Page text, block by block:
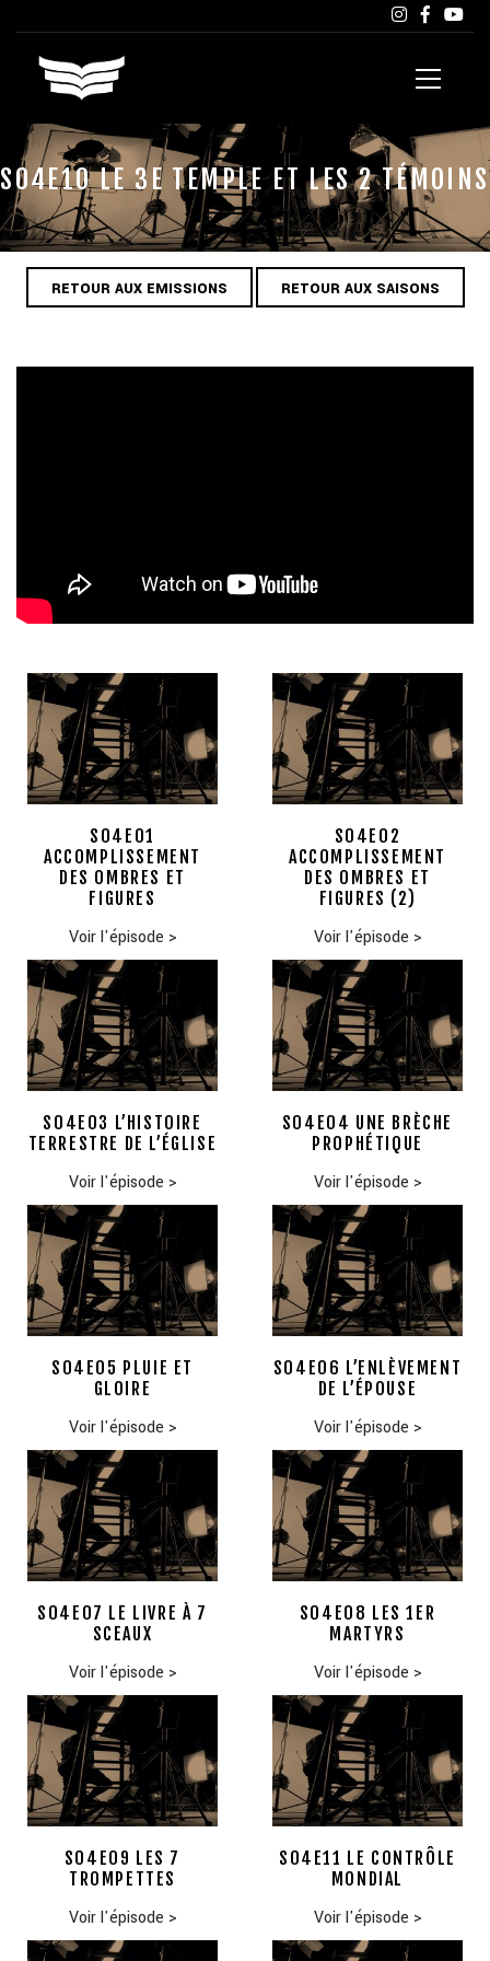
S04E10 LE 3E TEMPLE ET LES 2 TÉMOINS
RETOUR AUX EMISSIONS RETOUR AUX SAISONS
S04E01
ACCOMPLISSEMENT
DES OMBRES ET
FIGURES
Voir l'épisode >
S04E02
ACCOMPLISSEMENT
DES OMBRES ET
FIGURES (2)
Voir l'épisode >
S04E03 L’HISTOIRE
TERRESTRE DE L’ÉGLISE
Voir l'épisode >
S04E04 UNE BRÈCHE
PROPHÉTIQUE
Voir l'épisode >
S04E05 PLUIE ET
GLOIRE
Voir l'épisode >
S04E06 L’ENLÈVEMENT
DE L’ÉPOUSE
Voir l'épisode >
S04E07 LE LIVRE À 7
SCEAUX
Voir l'épisode >
S04E08 LES 1ER
MARTYRS
Voir l'épisode >
S04E09 LES 7
TROMPETTES
Voir l'épisode >
S04E11 LE CONTRÔLE
MONDIAL
Voir l'épisode >